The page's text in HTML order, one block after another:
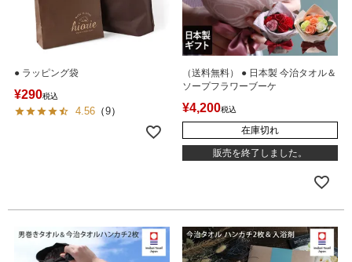
● ラッピング袋
¥290税込
4.56 （9）
（送料無料） ● 日本製 今治タオル＆
ソープフラワーブーケ
¥4,200税込
在庫切れ
販売を終了しました。